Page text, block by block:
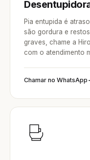
Pia entupida é
são gordura e
graves, chame a
com o atendimento
Chamar no WhatsApp